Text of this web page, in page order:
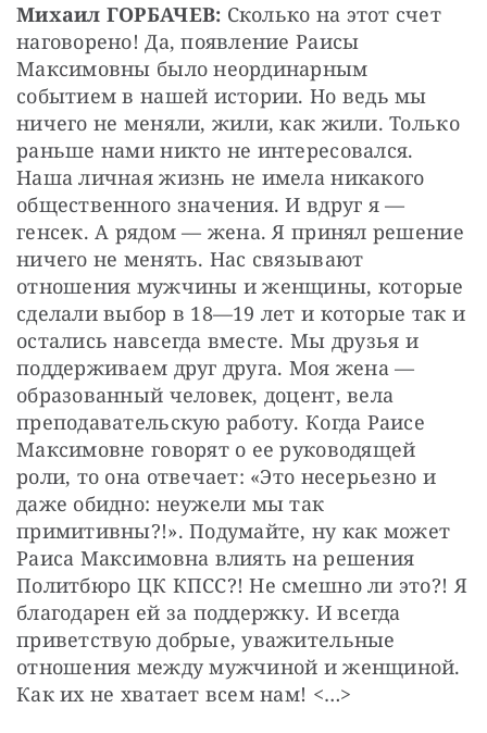
Михаил ГОРБАЧЕВ: Сколько на этот счет
наговорено! Да, появление Раисы
Максимовны было неординарным
событием в нашей истории. Но ведь мы
ничего не меняли, жили, как жили. Только
раньше нами никто не интересовался.
Наша личная жизнь не имела никакого
общественного значения. И вдруг я —
генсек. А рядом — жена. Я принял решение
ничего не менять. Нас связывают
отношения мужчины и женщины, которые
сделали выбор в 18—19 лет и которые так и
остались навсегда вместе. Мы друзья и
поддерживаем друг друга. Моя жена —
образованный человек, доцент, вела
преподавательскую работу. Когда Раисе
Максимовне говорят о ее руководящей
роли, то она отвечает: «Это несерьезно и
даже обидно: неужели мы так
примитивны?!». Подумайте, ну как может
Раиса Максимовна влиять на решения
Политбюро ЦК КПСС?! Не смешно ли это?! Я
благодарен ей за поддержку. И всегда
приветствую добрые, уважительные
отношения между мужчиной и женщиной.
Как их не хватает всем нам! <…>